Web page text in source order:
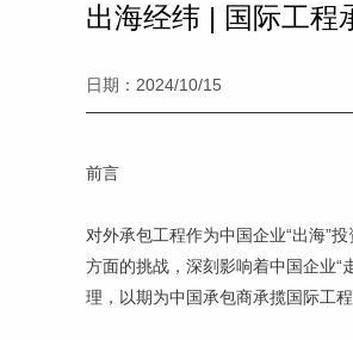
出海经纬 | 国际工程
日期：2024/10/15
前言
对外承包工程作为中国企业“出海”
方面的挑战，深刻影响着中国企业“
理，以期为中国承包商承揽国际工